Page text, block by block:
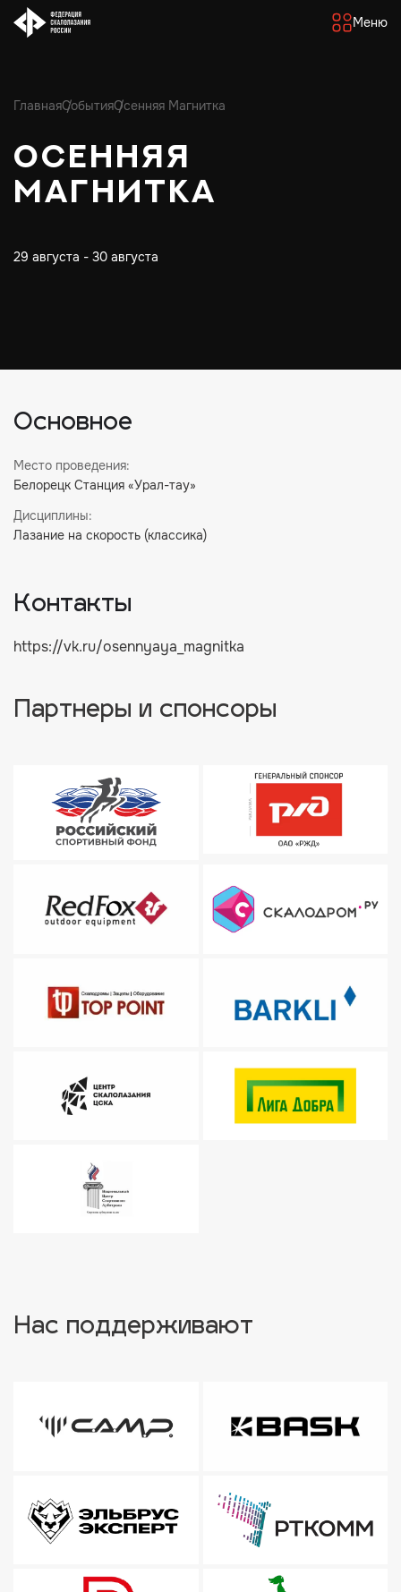
Меню
ГлавнаяСобытияОсенняя Магнитка
Осенняя
Магнитка
29 августа - 30 августа
Основное
Место проведения:
Белорецк Станция «Урал-тау»
Дисциплины:
Лазание на скорость (классика)
Контакты
https://vk.ru/osennyaya_magnitka
Партнеры и спонсоры
Нас поддерживают